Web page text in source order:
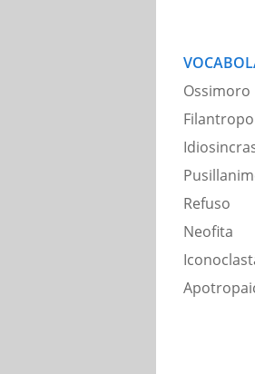
Ossimoro
Filantropo
Refuso
Neofita